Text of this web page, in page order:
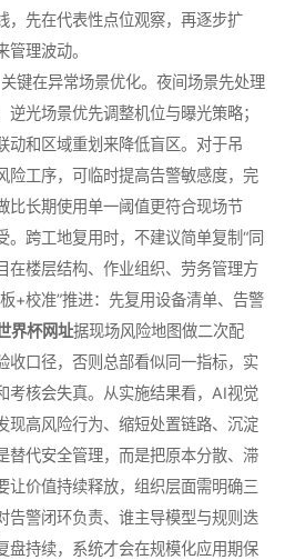
，先在代表性点位观察，再逐步扩
理波动。
关键在异常场景优化。夜间场景先处理
光场景优先调整机位与曝光策略；
动和区域重划来降低盲区。对于吊
险工序，可临时提高告警敏感度，完
比长期使用单一阈值更符合现场节
跨工地复用时，不建议简单复制“同
在楼层结构、作业组织、劳务管理方
+校准”推进：先复用设备清单、告警
界杯网址据现场风险地图做二次配
收口径，否则总部看似同一指标，实
考核会失真。从实施结果看，AI视觉
现高风险行为、缩短处置链路、沉淀
替代安全管理，而是把原本分散、滞
让价值持续释放，组织层面需明确三
告警闭环负责、谁主导模型与规则迭
盘持续，系统才会在规模化应用期保